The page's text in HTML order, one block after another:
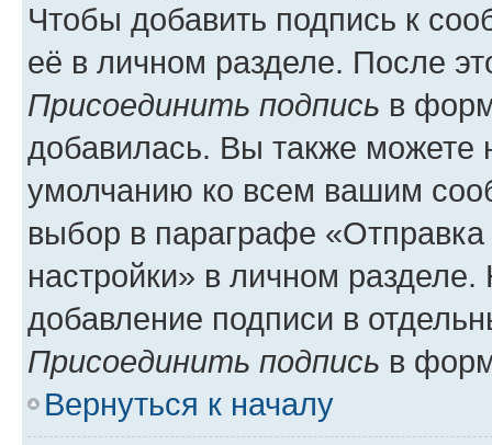
Чтобы добавить подпись к
её в личном разделе. После
Присоединить подпись в
добавилась. Вы также можете
умолчанию ко всем вашим
выбор в параграфе
настройки» в личном
добавление подписи в
Присоединить подпись в
Вернуться к началу